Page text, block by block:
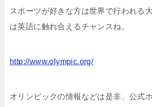
スポーツが好きな方は世界で行われる
は英語に触れ合えるチャンスね。
http://www.olympic.org/
オリンピックの情報などは是非、公式